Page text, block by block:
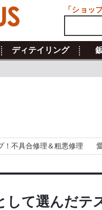
ディテイリング
！不具合修理＆粗悪修理
して選んだテ
「ショッ